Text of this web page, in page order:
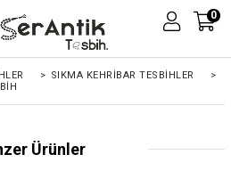
0
> SIKMA KEHRİBAR TESBİHLER
>
Ürünler